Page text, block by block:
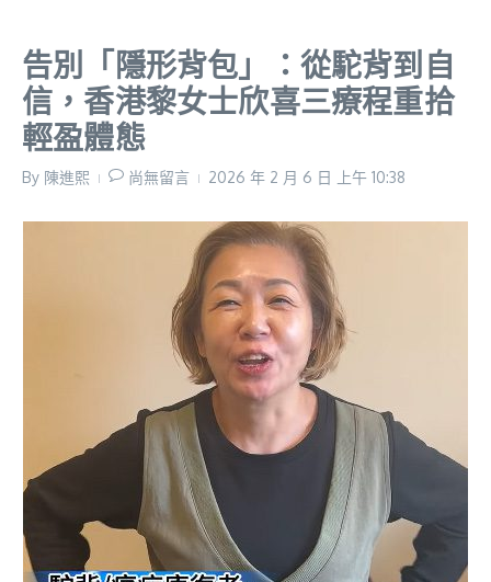
告別「隱形背包」：從駝背到自
信，香港黎女士欣喜三療程重拾
輕盈體態
By 陳進𤋮 尚無留言 2026 年 2 月 6 日 上午 10:38